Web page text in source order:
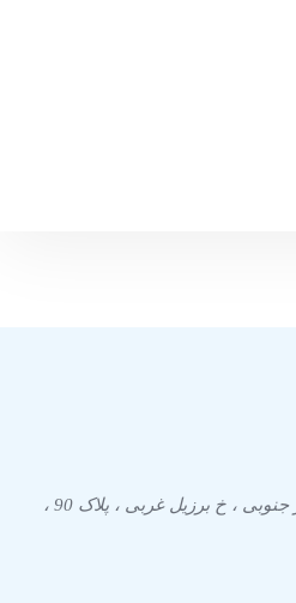
ونک ، خیابان ملاصدرا ، خ شیراز جنوبی ، خ برزیل غربی ، پلاک 90 ،